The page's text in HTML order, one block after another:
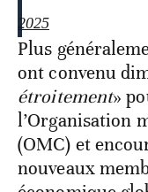
2025
Plus
ont convenu
étroitement»
l’Organisation
(OMC) et
nouveaux